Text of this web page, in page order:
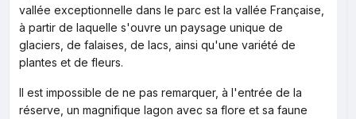
vallée exceptionnelle dans le parc est la vallée Française,
à partir de laquelle s'ouvre un paysage unique de
glaciers, de falaises, de lacs, ainsi qu'une variété de
plantes et de fleurs.
Il est impossible de ne pas remarquer, à l'entrée de la
réserve, un magnifique lagon avec sa flore et sa faune